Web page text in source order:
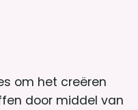
om het creëren
door middel van